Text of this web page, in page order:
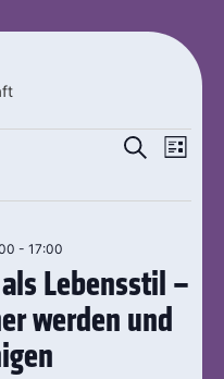
Suche
SucheListe
Lebensstil –
werden und
- 17:00